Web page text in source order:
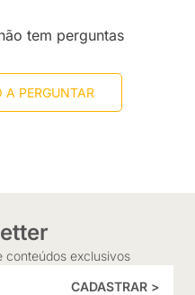
tem perguntas
A PERGUNTAR
conteúdos exclusivos
CADASTRAR >